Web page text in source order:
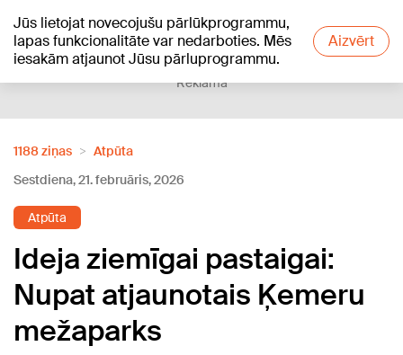
Jūs lietojat novecojušu pārlūkprogrammu,
lapas funkcionalitāte var nedarboties. Mēs
iesakām atjaunot Jūsu pārluprogrammu.
Aizvērt
+20°C
Reklāma
1188 ziņas
Atpūta
Sestdiena, 21. februāris, 2026
Atpūta
Ideja ziemīgai pastaigai:
Nupat atjaunotais Ķemeru
mežaparks